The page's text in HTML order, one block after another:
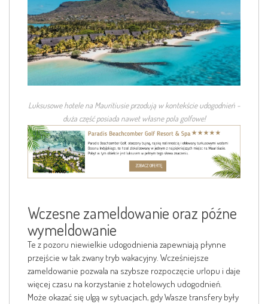
Luksusowe hotele na Mauritiusie przodują w kontekście udogodnień -
duża część posiada nawet własne pola golfowe!
Wczesne zameldowanie oraz późne
wymeldowanie
Te z pozoru niewielkie udogodnienia zapewniają płynne
przejście w tak zwany tryb wakacyjny. Wcześniejsze
zameldowanie pozwala na szybsze rozpoczęcie urlopu i daje
więcej czasu na korzystanie z hotelowych udogodnień.
Może okazać się ulgą w sytuacjach, gdy Wasze transfery były